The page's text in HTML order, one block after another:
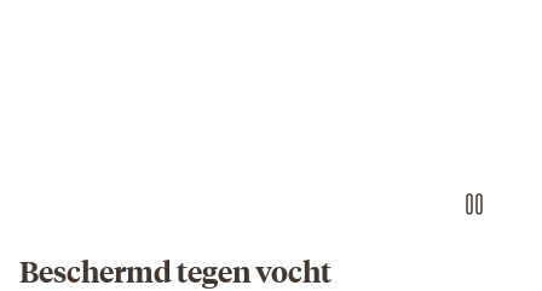
Beschermd tegen vocht